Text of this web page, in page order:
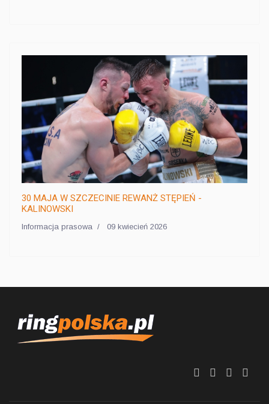
30 MAJA W SZCZECINIE REWANŻ STĘPIEŃ -
KALINOWSKI
Informacja prasowa 09 kwiecień 2026